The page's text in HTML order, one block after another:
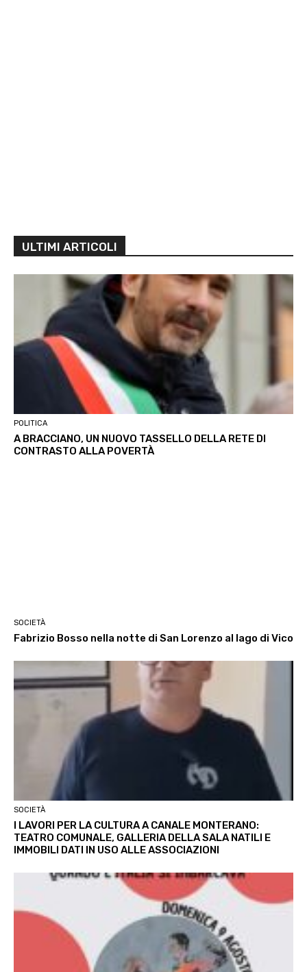
ULTIMI ARTICOLI
POLITICA
A BRACCIANO, UN NUOVO TASSELLO DELLA RETE DI
CONTRASTO ALLA POVERTÀ
SOCIETÀ
Fabrizio Bosso nella notte di San Lorenzo al lago di Vico
SOCIETÀ
I LAVORI PER LA CULTURA A CANALE MONTERANO:
TEATRO COMUNALE, GALLERIA DELLA SALA NATILI E
IMMOBILI DATI IN USO ALLE ASSOCIAZIONI